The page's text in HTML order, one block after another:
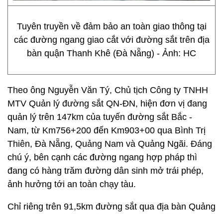
Tuyên truyền về đảm bảo an toàn giao thông tại
các đường ngang giao cắt với đường sắt trên địa
bàn quận Thanh Khê (Đà Nẵng) - Ảnh: HC
Theo ông Nguyễn Văn Tý, Chủ tịch Công ty TNHH
MTV Quản lý đường sắt QN-ĐN, hiện đơn vị đang
quản lý trên 147km của tuyến đường sắt Bắc -
Nam, từ Km756+200 đến Km903+00 qua Bình Trị
Thiên, Đà Nẵng, Quảng Nam và Quảng Ngãi. Đáng
chú ý, bên cạnh các đường ngang hợp pháp thì
đang có hàng trăm đường dân sinh mở trái phép,
ảnh hưởng tới an toàn chạy tàu.
Chỉ riêng trên 91,5km đường sắt qua địa bàn Quảng